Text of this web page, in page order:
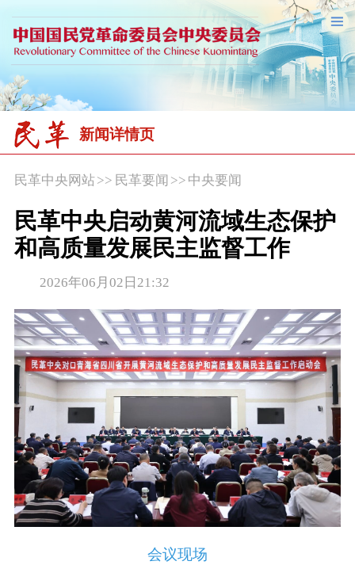
新闻详情页
民革中央网站>> 民革要闻 >> 中央要闻
民革中央启动黄河流域生态保护
和高质量发展民主监督工作
2026年06月02日21:32
会议现场